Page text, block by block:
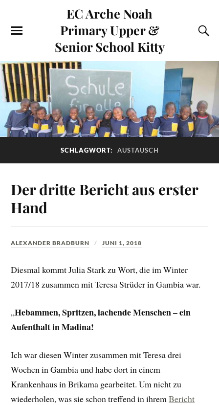
EC Arche Noah
Primary Upper &
Senior School Kitty
SCHLAGWORT: AUSTAUSCH
Der dritte Bericht aus erster
Hand
ALEXANDER BRADBURN JUNI 1, 2018
Diesmal kommt Julia Stark zu Wort, die im Winter
2017/18 zusammen mit Teresa Strüder in Gambia war.
„Hebammen, Spritzen, lachende Menschen – ein
Aufenthalt in Madina!
Ich war diesen Winter zusammen mit Teresa drei
Wochen in Gambia und habe dort in einem
Krankenhaus in Brikama gearbeitet. Um nicht zu
wiederholen, was sie schon treffend in ihremBericht